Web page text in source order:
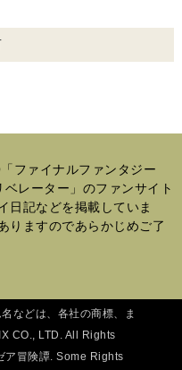
ファイナルファンタジー
レーター」のファンサイト
日記などを掲載していま
りますのであらかじめご了
などは、各社の商標、ま
CO., LTD. All Rights
冒険譚. Some Rights